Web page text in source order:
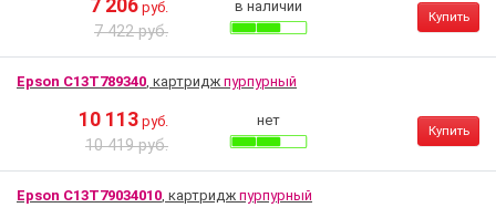
7 206 руб.
7 422 руб.
в наличии
Купить
Epson C13T789340 , картридж пурпурный
10 113 руб.
10 419 руб.
нет
Купить
Epson C13T79034010 , картридж пурпурный